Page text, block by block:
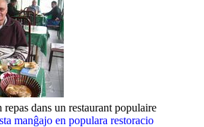
dans un restaurant populaire
manĝajo en populara restoracio